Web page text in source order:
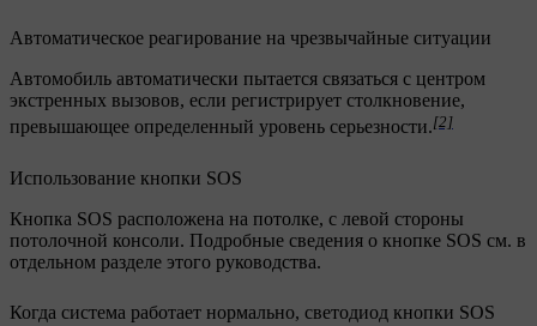
Автоматическое реагирование на чрезвычайные ситуации
Автомобиль автоматически пытается связаться с центром
экстренных вызовов, если регистрирует столкновение,
превышающее определенный уровень серьезности.[2]
Использование кнопки SOS
Кнопка SOS расположена на потолке, с левой стороны
потолочной консоли. Подробные сведения о кнопке SOS см. в
отдельном разделе этого руководства.
Когда система работает нормально, светодиод кнопки SOS